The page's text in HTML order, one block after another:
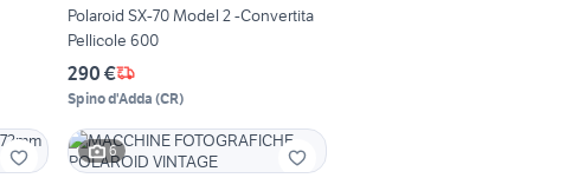
Polaroid SX-70 Model 2 -Convertita
Pellicole 600
290 €
Spino d'Adda (CR)
6